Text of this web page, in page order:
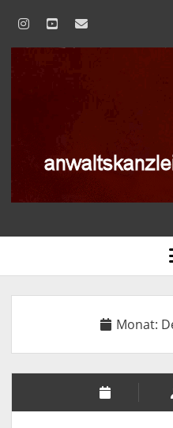
instagram
youtubeemail
KONTAKT /
Monat: